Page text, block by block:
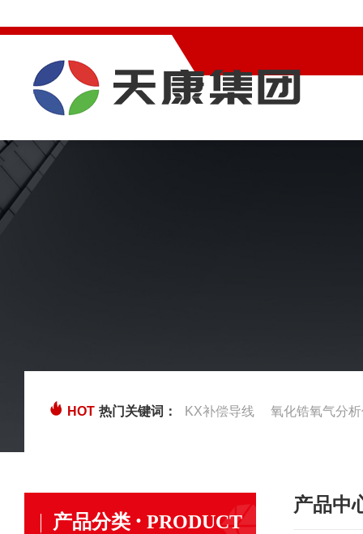
HOT 热门关键词： KX补偿导线 氧化锆氧气分
产品分类 · PRODUCT
产品中